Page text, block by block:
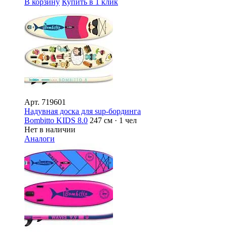
В корзину Купить в 1 клик
Арт. 719601
Надувная доска для sup-бординга
Bombitto KIDS 8.0 247 см · 1 чел
Нет в наличии
Аналоги